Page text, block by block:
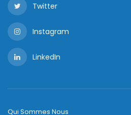
Twitter
Instagram
LinkedIn
Qui Sommes Nous